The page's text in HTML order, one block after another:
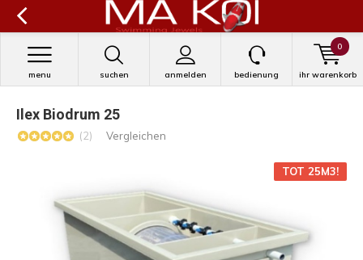
suchen anmelden
menu bedienung ihr warenkorb
0
Ilex Biodrum 25
(2) Vergleichen
TOT 25M3!